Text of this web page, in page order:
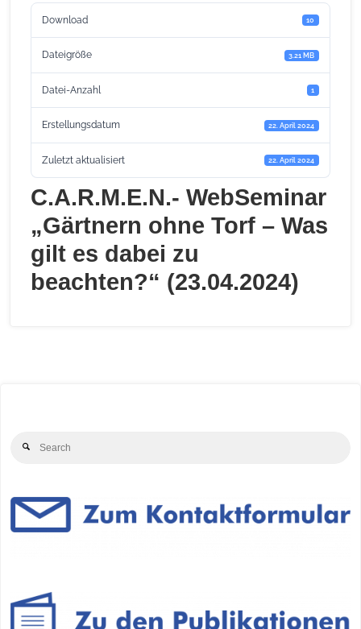
Download 10
Dateigröße 3.21 MB
Datei-Anzahl 1
Erstellungsdatum 22. April 2024
Zuletzt aktualisiert 22. April 2024
C.A.R.M.E.N.- WebSeminar
„Gärtnern ohne Torf – Was
gilt es dabei zu
beachten?“ (23.04.2024)
Search